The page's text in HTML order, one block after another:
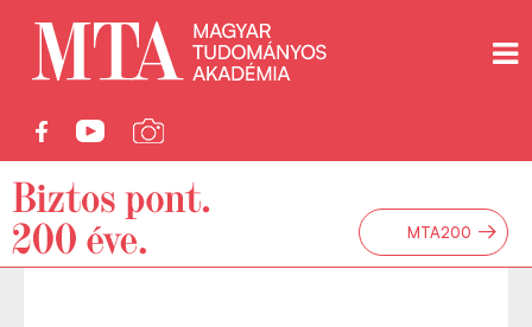
MTA200 →